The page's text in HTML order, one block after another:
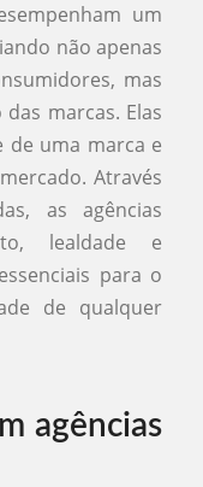
um
não apenas
mas
marcas. Elas
uma marca e
Através
as agências
lealdade e
para o
de qualquer
agências